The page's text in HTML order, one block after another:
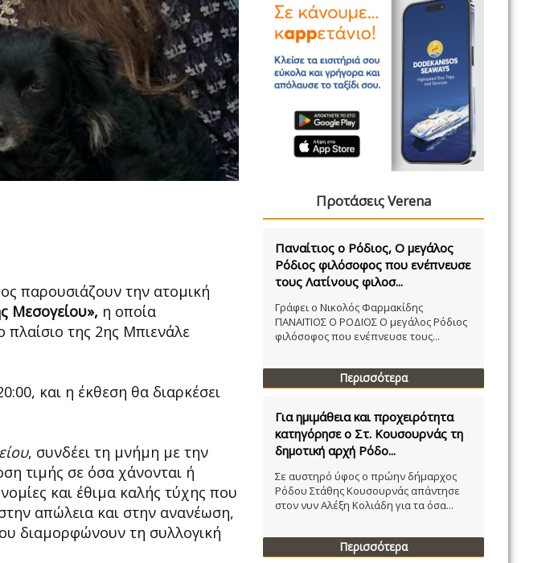
παρουσιάζουν την ατομική
Μεσογείου», η οποία
πλαίσιο της 2ης Μπιενάλε
και η έκθεση θα διαρκέσει
, συνδέει τη μνήμη με την
τιμής σε όσα χάνονται ή
και έθιμα καλής τύχης που
απώλεια και στην ανανέωση,
διαμορφώνουν τη συλλογική
Προτάσεις Verena
Παναίτιος ο Ρόδιος, Ο μεγάλος
Ρόδιος φιλόσοφος που ενέπνευσε
τους Λατίνους φιλοσ...
Γράφει ο Νικολός Φαρμακίδης
ΠΑΝΑΙΤΙΟΣ Ο ΡΟΔΙΟΣ Ο μεγάλος Ρόδιος
φιλόσοφος που ενέπνευσε τους...
Περισσότερα
Για ημιμάθεια και προχειρότητα
κατηγόρησε ο Στ. Κουσουρνάς τη
δημοτική αρχή Ρόδο...
Σε αυστηρό ύφος ο πρώην δήμαρχος
Ρόδου Στάθης Κουσουρνάς απάντησε
στον νυν Αλέξη Κολιάδη για τα όσα...
Περισσότερα